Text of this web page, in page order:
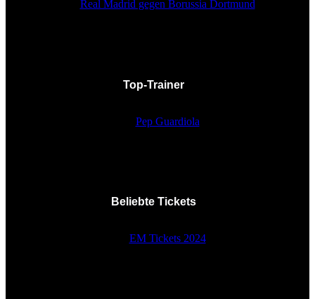
Real Madrid gegen Borussia Dortmund
Top-Trainer
Pep Guardiola
Beliebte Tickets
EM Tickets 2024